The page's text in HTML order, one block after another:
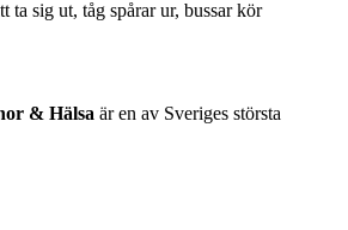
ta sig ut, tåg spårar ur, bussar kör
& Hälsa är en av Sveriges största